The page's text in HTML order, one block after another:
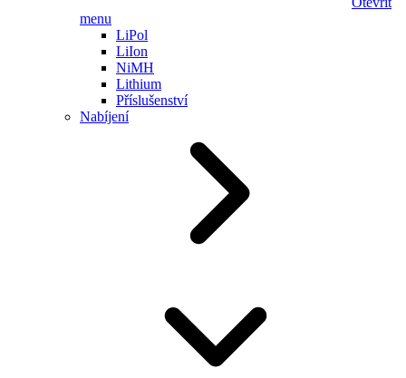
menu
LiPol
LiIon
NiMH
Lithium
Příslušenství
Nabíjení